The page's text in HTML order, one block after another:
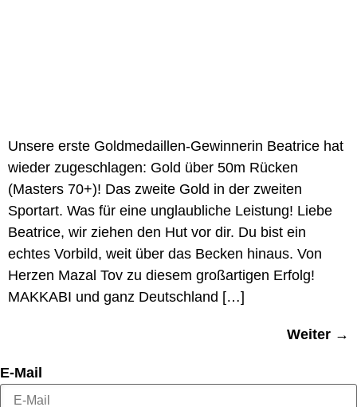
Unsere erste Goldmedaillen-Gewinnerin Beatrice hat
wieder zugeschlagen: Gold über 50m Rücken
(Masters 70+)! Das zweite Gold in der zweiten
Sportart. Was für eine unglaubliche Leistung! Liebe
Beatrice, wir ziehen den Hut vor dir. Du bist ein
echtes Vorbild, weit über das Becken hinaus. Von
Herzen Mazal Tov zu diesem großartigen Erfolg!
MAKKABI und ganz Deutschland […]
Weiter →
E-Mail